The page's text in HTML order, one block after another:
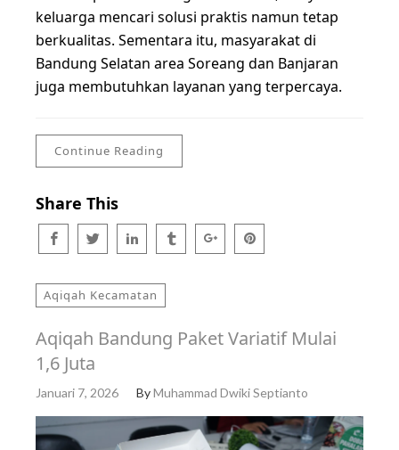
keluarga mencari solusi praktis namun tetap
berkualitas. Sementara itu, masyarakat di
Bandung Selatan area Soreang dan Banjaran
juga membutuhkan layanan yang terpercaya.
Continue Reading
Share This
Aqiqah Kecamatan
Aqiqah Bandung Paket Variatif Mulai
1,6 Juta
Januari 7, 2026 ByMuhammad Dwiki Septianto